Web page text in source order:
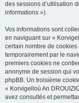
des sessions d’utilisation
informations »).
Vos informations sont
en naviguant sur «
certain nombre de
temporairement par le
premiers cookies ne
anonyme de session qui
phpBB. Un troisième
« Korvigelloù An
avez consultés et